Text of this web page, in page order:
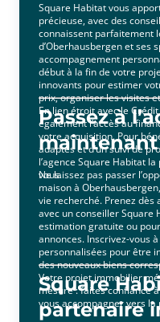
Square Habitat vous
précieuse, avec des
connaissent parfaitement
d’Oberhausbergen et ses
accompagnement
début à la fin de votre
innovants pour estimer
prix, organiser les visites
En lien étroit avec le
également l’accès au
votre acquisition. Pour
adaptés et d’un suivi de
l’agence Square Habitat
vous.
Passez à
maintenant
Ne laissez pas passer
maison à
vie recherché. Prenez dès
avec un conseiller Square
estimation gratuite ou
annonces. Inscrivez-vous
personnalisées pour être
des nouveaux biens
Votre projet immobilier
mesure : faites confiance
vous accompagner vers la
Square
partenaire